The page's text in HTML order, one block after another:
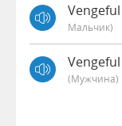
Мальчик)
(мужчина)